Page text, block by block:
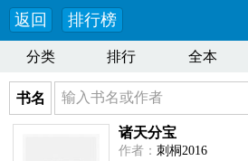
返回 排行榜
分类 排行 全本
书名
诸天分宝
作者： 刺桐2016